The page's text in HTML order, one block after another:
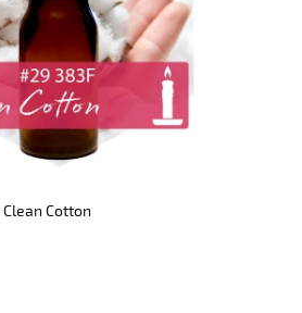
Clean Cotton
do koszyka